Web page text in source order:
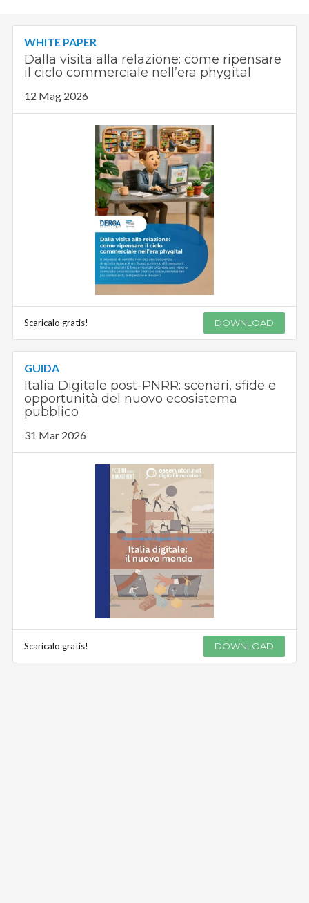
WHITE PAPER
Dalla visita alla relazione: come ripensare
il ciclo commerciale nell’era phygital
12 Mag 2026
Scaricalo gratis! DOWNLOAD
GUIDA
Italia Digitale post-PNRR: scenari, sfide e
opportunità del nuovo ecosistema
pubblico
31 Mar 2026
Scaricalo gratis! DOWNLOAD